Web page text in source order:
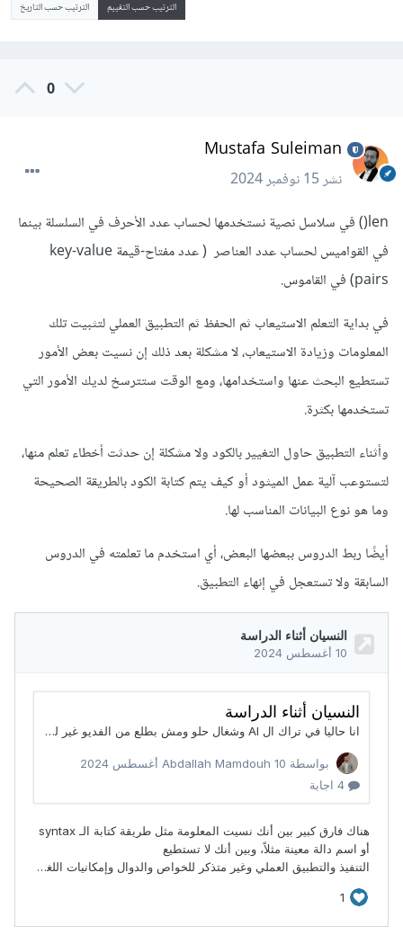
الترتيب حسب التقييم الترتيب حسب التاريخ
0
Mustafa Suleiman
نشر15 نوفمبر 2024
len() في سلاسل نصية نستخدمها لحساب عدد الأحرف في السلسلة بينما
في القواميس لحساب عدد العناصر ( عدد مفتاح-قيمة key-value
pairs) في القاموس.
في بداية التعلم الاستيعاب ثم الحفظ ثم التطبيق العملي لتثبيت تلك
المعلومات وزيادة الاستيعاب، لا مشكلة بعد ذلك إن نسيت بعض الأمور
تستطيع البحث عنها واستخدامها، ومع الوقت ستترسخ لديك الأمور التي
تستخدمها بكثرة.
وأثناء التطبيق حاول التغيير بالكود ولا مشكلة إن حدثت أخطاء تعلم منها،
لتستوعب آلية عمل الميثود أو كيف يتم كتابة الكود بالطريقة الصحيحة
وما هو نوع البيانات المناسب لها.
أيضًا ربط الدروس ببعضها البعض، أي استخدم ما تعلمته في الدروس
السابقة ولا تستعجل في إنهاء التطبيق.